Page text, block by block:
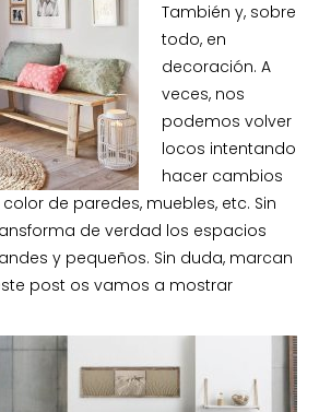
También y, sobre
todo, en
decoración. A
veces, nos
podemos volver
locos intentando
hacer cambios
de paredes, muebles, etc. Sin
de verdad los espacios
y pequeños. Sin duda, marcan
post os vamos a mostrar